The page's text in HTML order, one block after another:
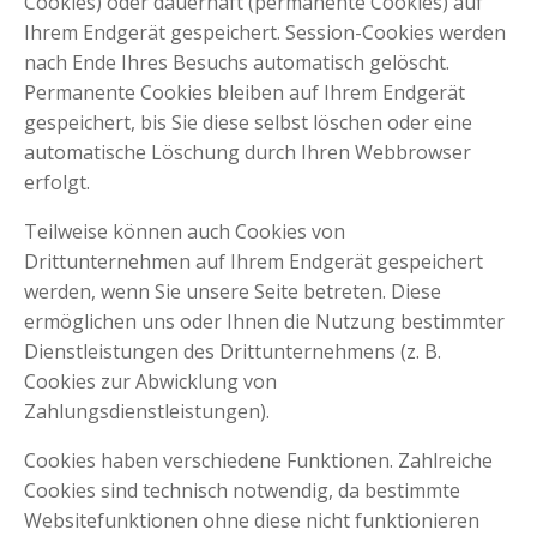
Ihrem Endgerät gespeichert. Session-Cookies werden
nach Ende Ihres Besuchs automatisch gelöscht.
Permanente Cookies bleiben auf Ihrem Endgerät
gespeichert, bis Sie diese selbst löschen oder eine
automatische Löschung durch Ihren Webbrowser
erfolgt.
Teilweise können auch Cookies von
Drittunternehmen auf Ihrem Endgerät gespeichert
werden, wenn Sie unsere Seite betreten. Diese
ermöglichen uns oder Ihnen die Nutzung bestimmter
Dienstleistungen des Drittunternehmens (z. B.
Cookies zur Abwicklung von
Zahlungsdienstleistungen).
Cookies haben verschiedene Funktionen. Zahlreiche
Cookies sind technisch notwendig, da bestimmte
Websitefunktionen ohne diese nicht funktionieren